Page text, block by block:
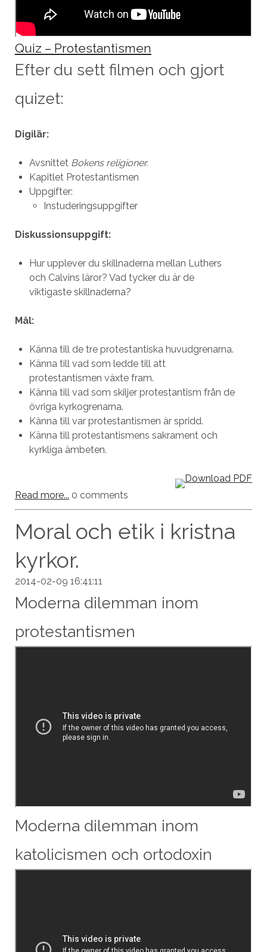
Quiz – Protestantismen
Efter du sett filmen och gjort
quizet:
Digilär:
Avsnittet Bokens religioner.
Kapitlet Protestantismen
Uppgifter:
Instuderingsuppgifter
Diskussionsuppgift:
Hur upplever du skillnaderna mellan Luthers
och Calvins läror? Vad tycker du är de
viktigaste skillnaderna?
Mål:
Känna till de tre protestantiska huvudgrenarna.
Känna till vad som ledde till att
protestantismen växte fram.
Känna till vad som skiljer protestantism från de
övriga kyrkogrenarna.
Känna till var protestantismen är spridd.
Känna till protestantismens sakrament och
kyrkliga ämbeten.
Read more... 0 comments
Moral och etik i kristna
kyrkor.
2014-02-09 16:41:11
Moderna dilemman inom
protestantismen
Moderna dilemman inom
katolicismen och ortodoxin